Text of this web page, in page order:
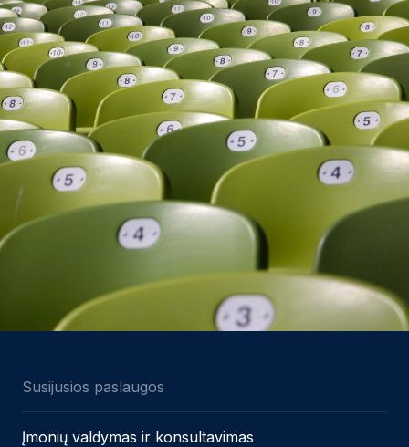
Susijusios paslaugos
Įmonių valdymas ir konsultavimas